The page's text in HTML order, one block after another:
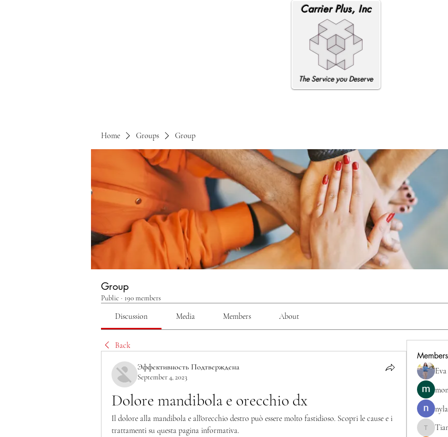
Carrier Plus, Inc
The Service you Deserve
Home Groups Group
Group
Public · 190 members
Discussion Media Members About
Back
Эффективность Подтверждена
September 4, 2023
Dolore mandibola e orecchio dx
Il dolore alla mandibola e all'orecchio destro può essere molto fastidioso. Scopri le cause e i
trattamenti su questa pagina informativa.
Members